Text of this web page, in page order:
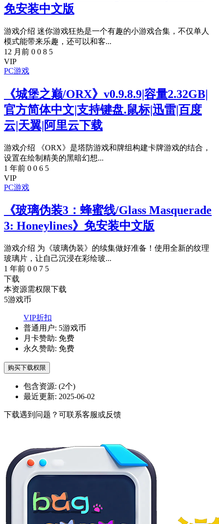
免安装中文版
游戏介绍 迷你游戏狂热是一个有趣的小游戏合集，不仅单人
模式能带来乐趣，还可以和客...
12 月前 0 0 8 5
VIP
PC游戏
《城堡之巅/ORX》v0.9.8.9|容量2.32GB|
官方简体中文|支持键盘.鼠标|迅雷|百度
云|天翼|阿里云下载
游戏介绍 《ORX》是塔防游戏和牌组构建卡牌游戏的结合，
设置在绘制精美的黑暗幻想...
1 年前 0 0 6 5
VIP
PC游戏
《玻璃伪装3：蜂蜜线/Glass Masquerade
3: Honeylines》免安装中文版
游戏介绍 为《玻璃伪装》的续集做好准备！使用全新的纹理
玻璃片，让自己沉浸在彩绘玻...
1 年前 0 0 7 5
下载
本资源需权限下载
5游戏币
VIP折扣
普通用户: 5游戏币
月卡赞助: 免费
永久赞助: 免费
购买下载权限
包含资源: (2个)
最近更新: 2025-06-02
下载遇到问题？可联系客服或反馈